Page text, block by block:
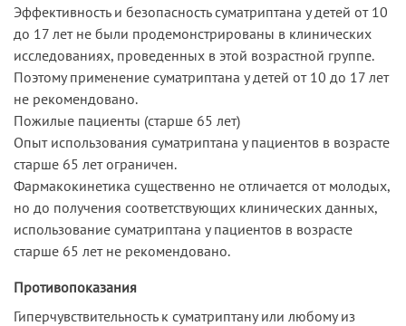
Эффективность и безопасность суматриптана у детей от 10
до 17 лет не были продемонстрированы в клинических
исследованиях, проведенных в этой возрастной группе.
Поэтому применение суматриптана у детей от 10 до 17 лет
не рекомендовано.
Пожилые пациенты (старше 65 лет)
Опыт использования суматриптана у пациентов в возрасте
старше 65 лет ограничен.
Фармакокинетика существенно не отличается от молодых,
но до получения соответствующих клинических данных,
использование суматриптана у пациентов в возрасте
старше 65 лет не рекомендовано.
Противопоказания
Гиперчувствительность к суматриптану или любому из